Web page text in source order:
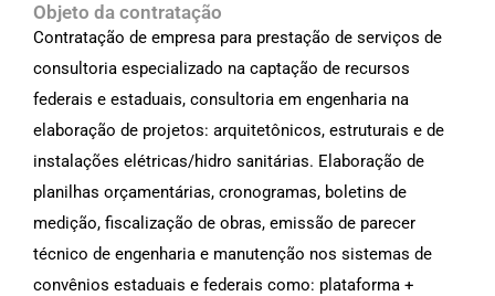
Objeto da contratação
Contratação de empresa para prestação de serviços de
consultoria especializado na captação de recursos
federais e estaduais, consultoria em engenharia na
elaboração de projetos: arquitetônicos, estruturais e de
instalações elétricas/hidro sanitárias. Elaboração de
planilhas orçamentárias, cronogramas, boletins de
medição, fiscalização de obras, emissão de parecer
técnico de engenharia e manutenção nos sistemas de
convênios estaduais e federais como: plataforma +